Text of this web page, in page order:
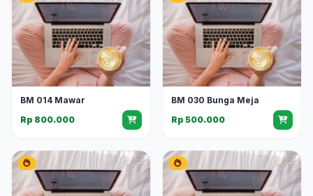
BM 014 Mawar
Rp 800.000
BM 030 Bunga Meja
Rp 500.000